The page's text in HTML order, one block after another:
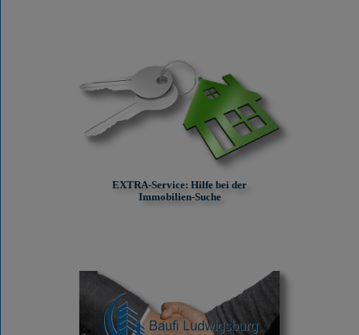
EXTRA-Service: Hilfe bei der
Immobilien-Suche